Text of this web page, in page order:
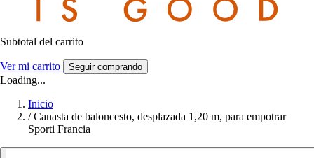
Subtotal del carrito
Ver mi carrito Seguir comprando
Loading...
Inicio
/ Canasta de baloncesto, desplazada 1,20 m, para empotrar
Sporti Francia